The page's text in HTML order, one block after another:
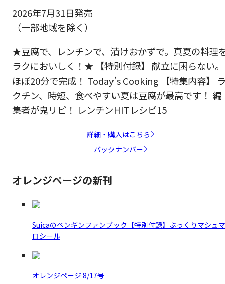
2026年7月31日発売
（一部地域を除く）
★豆腐で、レンチンで、漬けおかずで。真夏の料理
ラクにおいしく！★ 【特別付録】 献立に困らない。
ほぼ20分で完成！ Today’s Cooking 【特集内容】
クチン、時短、食べやすい夏は豆腐が最高です！ 編
集者が鬼リピ！ レンチンHITレシピ15
詳細・購入はこちら
バックナンバー
オレンジページの新刊
Suicaのペンギンファンブック【特別付録】ぷっくりマシュマ
ロシール
オレンジページ 8/17号